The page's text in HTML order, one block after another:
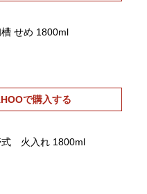
せめ 1800ml
で購入する
式 火入れ 1800ml